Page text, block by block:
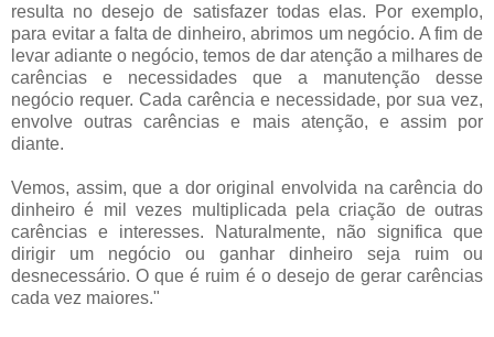
resulta no desejo de satisfazer todas elas. Por exemplo,
para evitar a falta de dinheiro, abrimos um negócio. A fim de
levar adiante o negócio, temos de dar atenção a milhares de
carências e necessidades que a manutenção desse
negócio requer. Cada carência e necessidade, por sua vez,
envolve outras carências e mais atenção, e assim por
diante.
Vemos, assim, que a dor original envolvida na carência do
dinheiro é mil vezes multiplicada pela criação de outras
carências e interesses. Naturalmente, não significa que
dirigir um negócio ou ganhar dinheiro seja ruim ou
desnecessário. O que é ruim é o desejo de gerar carências
cada vez maiores."